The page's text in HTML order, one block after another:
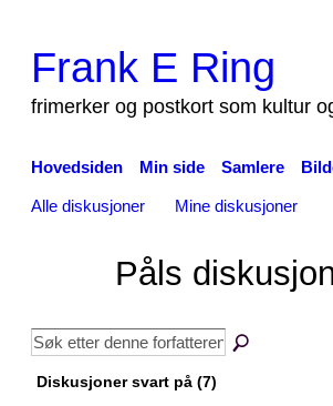
Frank E Ring
frimerker og postkort som kultur
Hovedsiden Min side Samlere
Alle diskusjoner Mine diskusjoner
Påls
Diskusjoner svart på (7)